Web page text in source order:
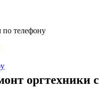
по телефону
оргтехники с